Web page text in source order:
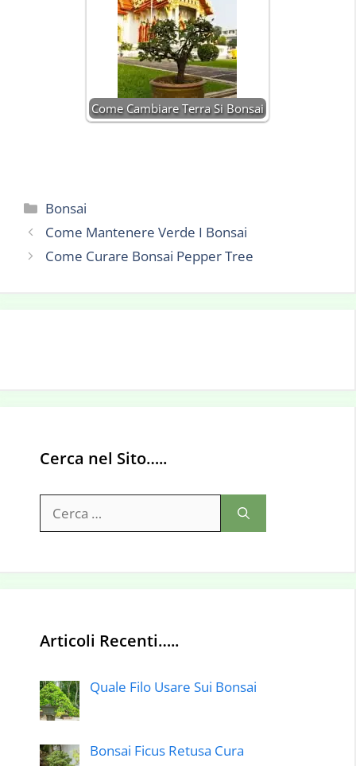
Come Cambiare Terra Si Bonsai
Categorie
Bonsai
Come Mantenere Verde I Bonsai
Come Curare Bonsai Pepper Tree
Cerca nel Sito…..
per:
Articoli Recenti…..
Quale Filo Usare Sui Bonsai
Bonsai Ficus Retusa Cura